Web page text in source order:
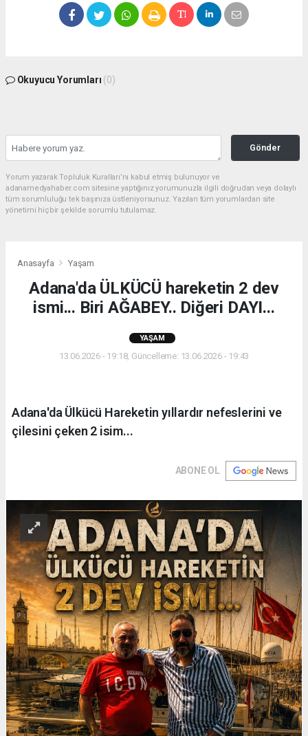
Okuyucu Yorumları (0)
Gönder
Yorum yazarak Topluluk Kuralları’nı kabul etmiş bulunuyor ve
adanamedyahaber.com sitesine yaptığınız yorumunuzla ilgili doğrudan veya dolaylı
tüm sorumluluğu tek başınıza üstleniyorsunuz. Yazılan tüm yorumlardan site
yönetimi hiçbir şekilde sorumlu tutulamaz.
Anasayfa Yaşam
Adana'da ÜLKÜCÜ hareketin 2 dev
ismi... Biri AĞABEY.. Diğeri DAYI...
YAŞAM
13.06.2026 - 19:18, Güncelleme: 13.06.2026 - 19:43
Adana'da Ülkücü Hareketin yıllardır nefeslerini ve
çilesini çeken 2 isim...
ABONE OL